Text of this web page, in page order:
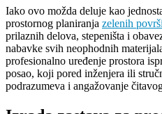
Iako ovo možda deluje kao
prostornog planiranja zelenih
prilaznih delova, stepeništa i
nabavke svih neophodnih
profesionalno uređenje prostora
posao, koji pored inženjera ili
podrazumeva i angažovanje